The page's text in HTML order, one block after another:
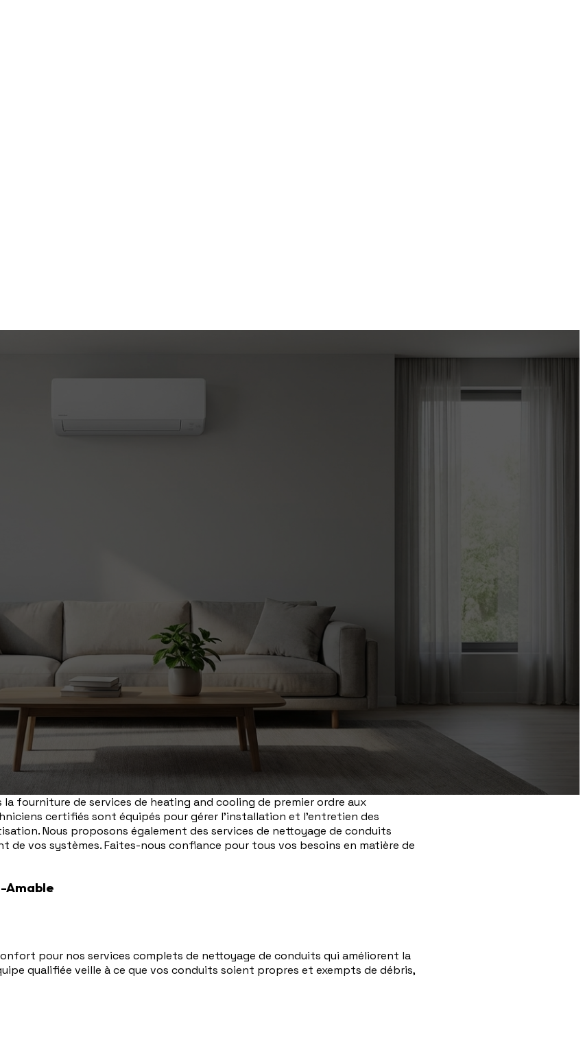
la fourniture de services de heating and cooling de premier ordre aux
certifiés sont équipés pour gérer l'installation et l'entretien des
Nous proposons également des services de nettoyage de conduits
vos systèmes. Faites-nous confiance pour tous vos besoins en matière de
Amable
pour nos services complets de nettoyage de conduits qui améliorent la
qualifiée veille à ce que vos conduits soient propres et exempts de débris,